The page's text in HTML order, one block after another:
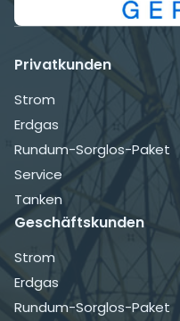
Privatkunden
Navigation
überspringen
Strom
Erdgas
Rundum-Sorglos-Paket
Service
Tanken
Geschäftskunden
Navigation
überspringen
Strom
Erdgas
Rundum-Sorglos-Paket